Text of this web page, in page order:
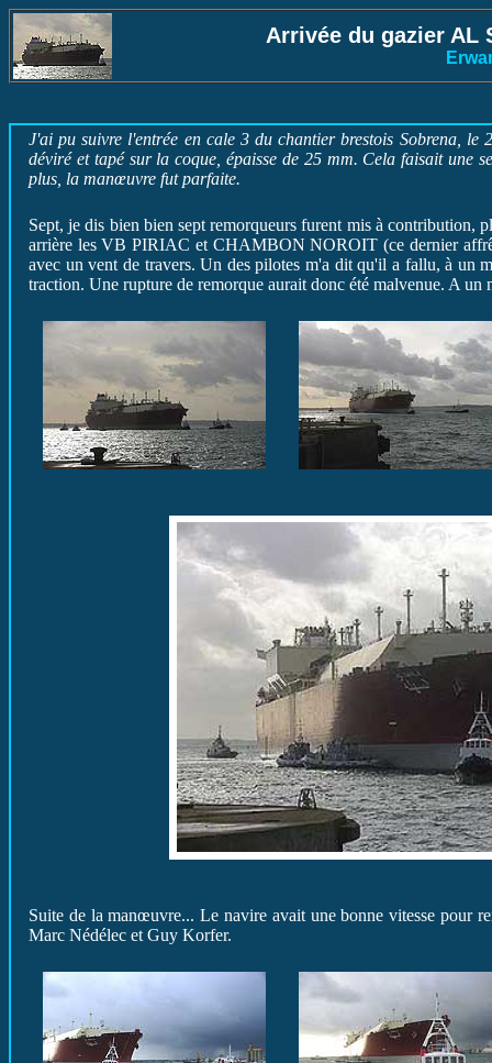
Arrivée du gazier AL
J'ai pu suivre l'entrée en cale 3 du chantier brestois Sobrena, le
déviré et tapé sur la coque, épaisse de 25 mm. Cela faisait une
plus, la manœuvre fut parfaite.
Sept, je dis bien bien sept remorqueurs furent mis à
arrière les VB PIRIAC et CHAMBON NOROIT (ce dernier
avec un vent de travers. Un des pilotes m'a dit qu'il a fallu, à
traction. Une rupture de remorque aurait donc été malvenue. A
Suite de la manœuvre... Le navire avait une bonne vitesse pour
Marc Nédélec et Guy Korfer.